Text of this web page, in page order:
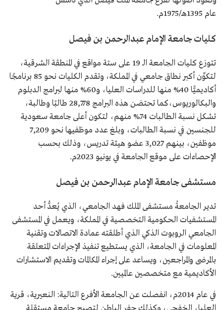
عام 1395هـ/1975م.
كليات جامعة الإمام عبدالرحمن بن فيصل
تتوزع كليات الجامعة الـ 19 على ستة مواقع في المنطقة الشرقية،
لتكوِّن أكبر نطاق جامعي في المملكة، وتقدم الكليات نحو 85 برنامجًا
أكاديميًّا 40% منها للدراسات العليا، و60% منها لبرامج الدبلوم
والبكالوريوس،كما تحتضن هذه البرامج 28,778 طالبًا وطالبة،
تشكل نسبة الطالبات 74% منهم، لتكون أعلى جامعة سعودية
للجنسين في نسبة الطالبات، وبلغ عدد موظفيها نحو 7,209
موظفين، بينهم 3,027 عضو هيئة تدريس، وذلك بحسب
الإحصاءات على موقع الجامعة في يونيو 2023م.
مستشفى جامعة الإمام عبدالرحمن بن فيصل
تدير الجامعةُ مستشفى الملك فهد الجامعي، الذي يُعدُّ أحد
المستشفيات الحكومية التخصصية في المملكة، ويعمل في المستشفى
الجامعي الروبوت الذكي الذي أطلقته عمادة الاتصالات وتقنية
المعلومات في الجامعة، الذي يستطيع تنفيذ الإجراءات المتعلقة
بالمرضى والمراجعين، ويساعد على إجراء المكالمات وتقديم الاستشارات
الأكاديمية مع متخصصين عالميين.
في عام 2014م، انفصلت عن الجامعة الأفرع التالية: النعيرية، قرية